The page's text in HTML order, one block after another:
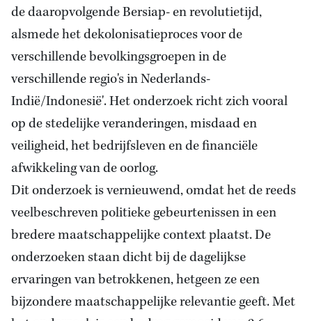
de daaropvolgende Bersiap- en revolutietijd,
alsmede het dekolonisatieproces voor de
verschillende bevolkingsgroepen in de
verschillende regio's in Nederlands-
Indië/Indonesië'. Het onderzoek richt zich vooral
op de stedelijke veranderingen, misdaad en
veiligheid, het bedrijfsleven en de financiële
afwikkeling van de oorlog.
Dit onderzoek is vernieuwend, omdat het de reeds
veelbeschreven politieke gebeurtenissen in een
bredere maatschappelijke context plaatst. De
onderzoeken staan dicht bij de dagelijkse
ervaringen van betrokkenen, hetgeen ze een
bijzondere maatschappelijke relevantie geeft. Met